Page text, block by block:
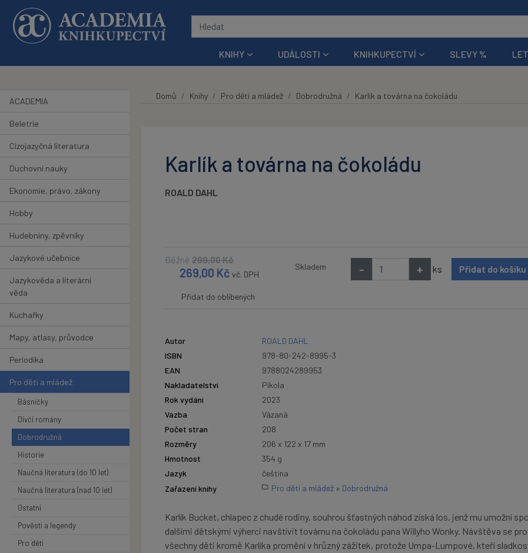
Přeskočit na hlavní obsah
KNIHY UDÁLOSTI KNIHKUPECTVÍ SLEVY %
ACADEMIA
Beletrie
Cizojazyčná literatura
Duchovní nauky
Ekonomie, právo, zákony
Hobby
Hudebniny, zpěvníky
Jazykové učebnice
Jazykověda a literární
věda
Kuchařky
Mapy, atlasy, průvodce
Periodika
Pro děti a mládež
Básničky
Dívčí romány
Dobrodružná
Historie
Naučná literatura (do 10 let)
Naučná literatura (nad 10 let)
Ostatní
Pověsti a legendy
Pro děti
Domů Knihy Pro děti a mládež Dobrodružná Karlík a továrna na čokoládu
Karlík a továrna na čokoládu
ROALD DAHL
Běžně 299,00Kč
269,00 Kč vč. DPH
Skladem - + ks Přidat do košíku
Přidat do oblíbených
Autor
ROALD DAHL
ISBN
978-80-242-8995-3
EAN
9788024289953
Nakladatelství
Pikola
Rok vydání
2023
Vazba
Vázaná
Počet stran
208
Rozměry
206 x 122 x 17 mm
Hmotnost
354 g
Jazyk
čeština
Zařazení knihy
Pro děti a mládež » Dobrodružná
Karlík Bucket, chlapec z chudé rodiny, souhrou šťastných náhod získá los, jenž mu umožní
dalšími dětskými výherci navštívit továrnu na čokoládu pana Willyho Wonky. Návštěva se pro
všechny děti kromě Karlíka promění v hrůzný zážitek, protože Umpa-Lumpové, kteří